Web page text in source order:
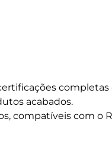
acabados.
compatíveis com o